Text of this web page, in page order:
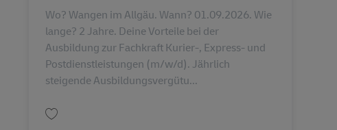
Wo? Wangen im Allgäu. Wann? 01.09.2026. Wie
lange? 2 Jahre. Deine Vorteile bei der
Ausbildung zur Fachkraft Kurier-, Express- und
Postdienstleistungen (m/w/d). Jährlich
steigende Ausbildungsvergütu...